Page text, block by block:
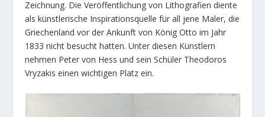
Zeichnung. Die Veröffentlichung von Lithografien diente
als künstlerische Inspirationsquelle für all jene Maler, die
Griechenland vor der Ankunft von König Otto im Jahr
1833 nicht besucht hatten. Unter diesen Künstlern
nehmen Peter von Hess und sein Schüler Theodoros
Vryzakis einen wichtigen Platz ein.